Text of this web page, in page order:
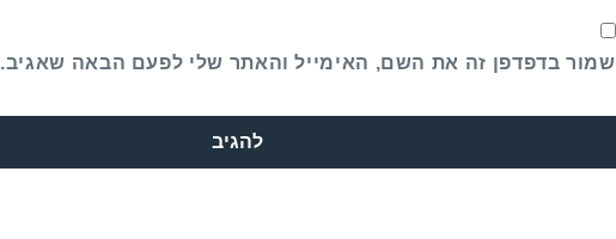
שמור בדפדפן זה את השם, האימייל והאתר שלי לפעם הבאה שאגיב.